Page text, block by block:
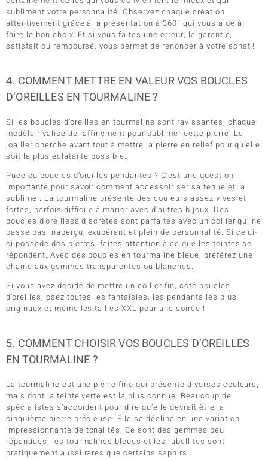
subliment votre personnalité. Observez chaque création
attentivement grâce à la présentation à 360° qui vous aide à
faire le bon choix. Et si vous faites une erreur, la garantie,
satisfait ou remboursé, vous permet de renoncer à votre achat !
4. COMMENT METTRE EN VALEUR VOS BOUCLES
D’OREILLES EN TOURMALINE ?
Si les boucles d’oreilles en tourmaline sont ravissantes, chaque
modèle rivalise de raffinement pour sublimer cette pierre. Le
joailler cherche avant tout à mettre la pierre en relief pour qu’elle
soit la plus éclatante possible.
Puce ou boucles d’oreilles pendantes ? C’est une question
importante pour savoir comment accessoiriser sa tenue et la
sublimer. La tourmaline présente des couleurs assez vives et
fortes, parfois difficile à marier avec d’autres bijoux. Des
boucles d’oreilless discrètes sont parfaites avec un collier qui ne
passe pas inaperçu, exubérant et plein de personnalité. Si celui-
ci possède des pierres, faites attention à ce que les teintes se
répondent. Avec des boucles en tourmaline bleue, préférez une
chaine aux gemmes transparentes ou blanches.
Si vous avez décidé de mettre un collier fin, côté boucles
d’oreilles, osez toutes les fantaisies, les pendants les plus
originaux et même les tailles XXL pour une soirée !
5. COMMENT CHOISIR VOS BOUCLES D’OREILLES
EN TOURMALINE ?
La tourmaline est une pierre fine qui présente diverses couleurs,
mais dont la teinte verte est la plus connue. Beaucoup de
spécialistes s’accordent pour dire qu’elle devrait être la
cinquième pierre précieuse. Elle se décline en une variation
impressionnante de tonalités. Ce sont des gemmes peu
répandues, les tourmalines bleues et les rubellites sont
pratiquement aussi rares que certains saphirs.